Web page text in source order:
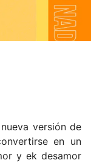
versión de
en un
y ek desamor